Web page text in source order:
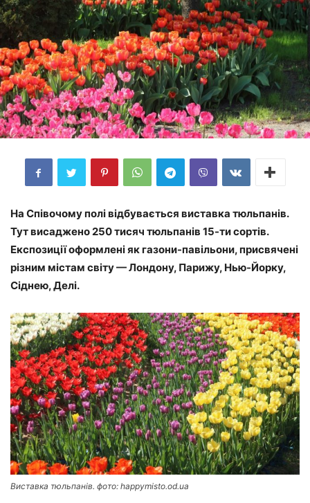
На Співочому полі відбувається виставка тюльпанів.
Тут висаджено 250 тисяч тюльпанів 15-ти сортів.
Експозиції оформлені як газони-павільони, присвячені
різним містам світу — Лондону, Парижу, Нью-Йорку,
Сіднею, Делі.
Виставка тюльпанів. фото: happymisto.od.ua